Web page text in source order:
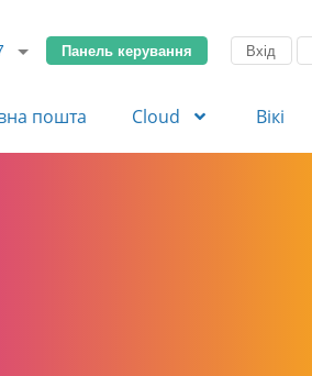
Панель керування Вхід
пошта Cloud Вікі